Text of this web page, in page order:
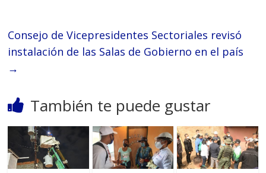
Consejo de Vicepresidentes Sectoriales revisó
instalación de las Salas de Gobierno en el país
→
También te puede gustar